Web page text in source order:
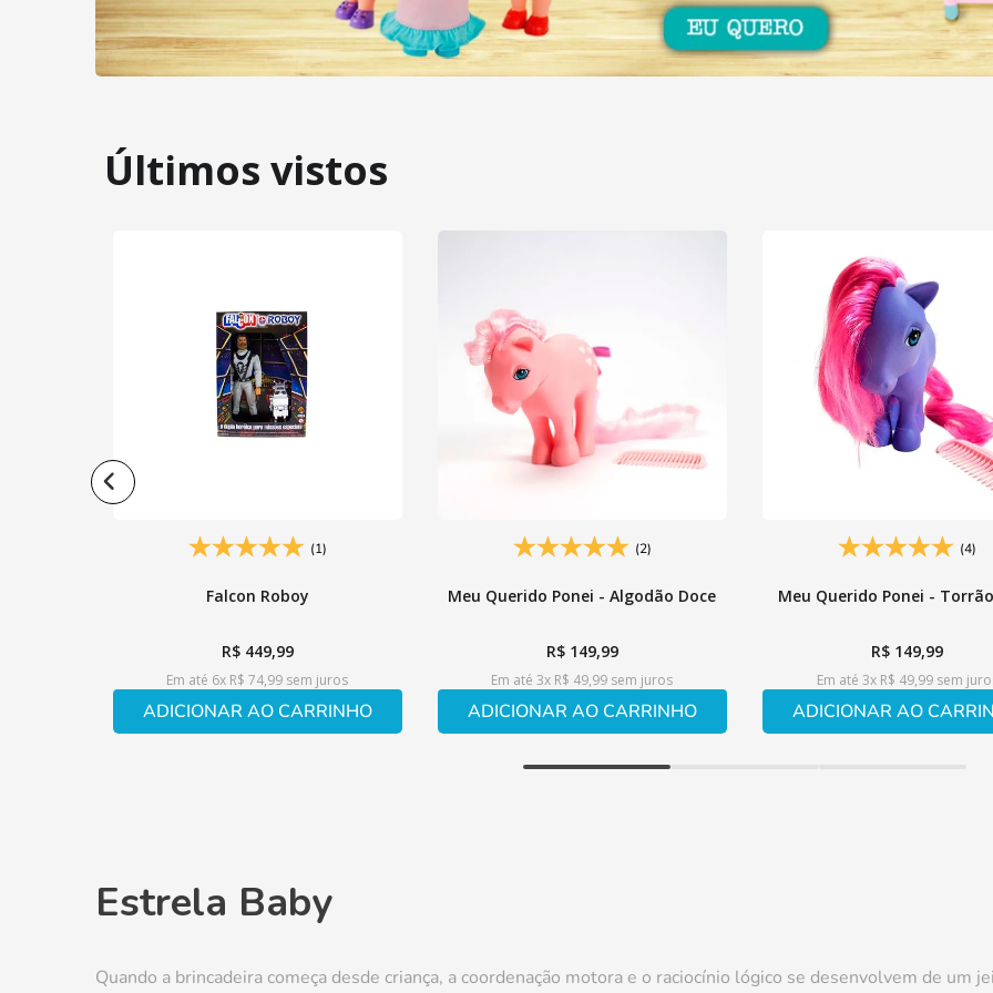
Últimos vistos
(1)
Falcon Roboy
R$ 449,99
Em até 6x R$ 74,99 sem juros
ADICIONAR AO CARRINHO
(2)
Meu Querido Ponei - Algodão Doce
R$ 149,99
Em até3x R$ 49,99 sem juros
ADICIONAR AO CARRINHO
(4)
Meu Querido Ponei -
R$ 149,99
Em até 3x R$ 49,99sem
ADICIONAR AO
Estrela Baby
Quando a brincadeira começa desde criança, a coordenação motora e o raciocínio lógico se desenvolvem de um